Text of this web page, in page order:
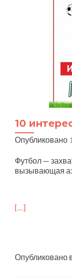
10
Опубликовано
Футбол —
вызывающая
[…]
Опубликовано